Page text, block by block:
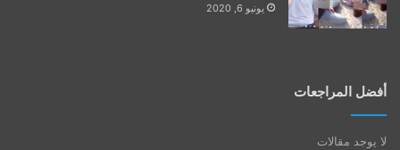
يونيو 6, 2020
أفضل المراجعات
لا يوجد مقالات